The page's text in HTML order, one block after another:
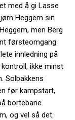
med å gi Lasse
Heggem sin
men Berg
førsteomgang
innledning på
ikke minst
Solbakkens
før kampstart,
bortebane.
og vel så det.